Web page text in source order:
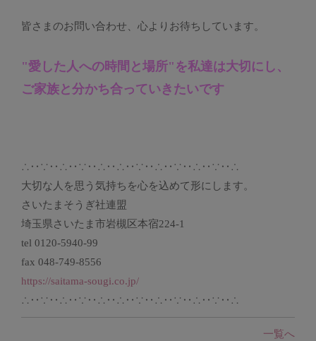
皆さまのお問い合わせ、心よりお待ちしています。
"愛した人への時間と場所"を私達は大切にし、
ご家族と分かち合っていきたいです
∴‥∵‥∴‥∵‥∴‥∴‥∵‥∴‥∵‥∴‥∵‥∴
大切な人を思う気持ちを心を込めて形にします。
さいたまそうぎ社連盟
埼玉県さいたま市岩槻区本宿224-1
tel 0120-5940-99
fax 048-749-8556
https://saitama-sougi.co.jp/
∴‥∵‥∴‥∵‥∴‥∴‥∵‥∴‥∵‥∴‥∵‥∴
一覧へ